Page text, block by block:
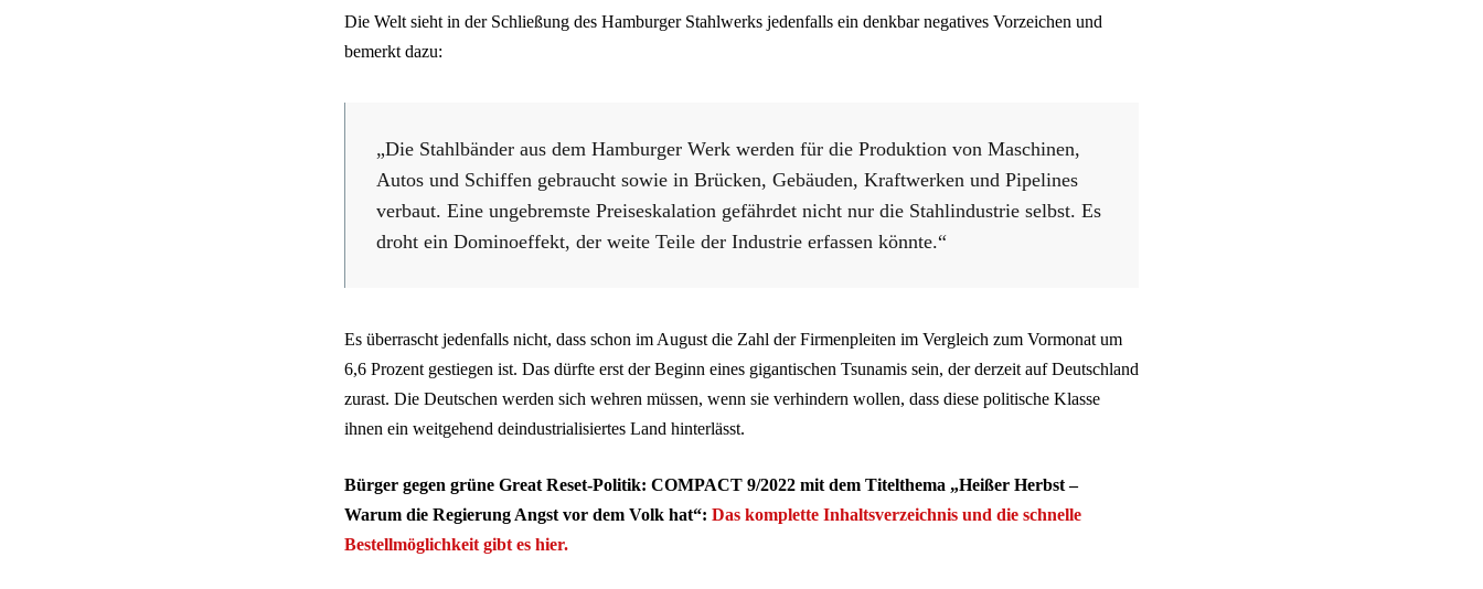
Die Welt sieht in der Schließung des Hamburger Stahlwerks jedenfalls ein denkbar negatives Vorzeichen und
bemerkt dazu:
„Die Stahlbänder aus dem Hamburger Werk werden für die Produktion von Maschinen,
Autos und Schiffen gebraucht sowie in Brücken, Gebäuden, Kraftwerken und Pipelines
verbaut. Eine ungebremste Preiseskalation gefährdet nicht nur die Stahlindustrie selbst. Es
droht ein Dominoeffekt, der weite Teile der Industrie erfassen könnte.“
Es überrascht jedenfalls nicht, dass schon im August die Zahl der Firmenpleiten im Vergleich zum Vormonat um
6,6 Prozent gestiegen ist. Das dürfte erst der Beginn eines gigantischen Tsunamis sein, der derzeit auf Deutschland
zurast. Die Deutschen werden sich wehren müssen, wenn sie verhindern wollen, dass diese politische Klasse
ihnen ein weitgehend deindustrialisiertes Land hinterlässt.
Bürger gegen grüne Great Reset-Politik: COMPACT 9/2022 mit dem Titelthema „Heißer Herbst –
Warum die Regierung Angst vor dem Volk hat“: Das komplette Inhaltsverzeichnis und die schnelle
Bestellmöglichkeit gibt es hier.